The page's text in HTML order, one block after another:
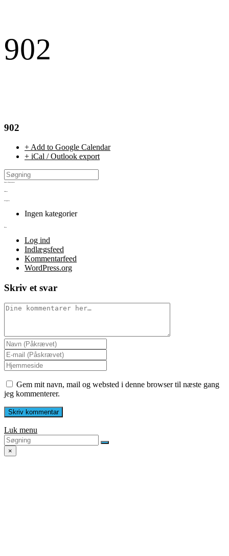
902
902
+ Add to Google Calendar
+ iCal / Outlook export
Ingen kategorier
Log ind
Indlægsfeed
Kommentarfeed
WordPress.org
Skriv et svar
Gem mit navn, mail og websted i denne browser til næste gang
jeg kommenterer.
Luk menu
×